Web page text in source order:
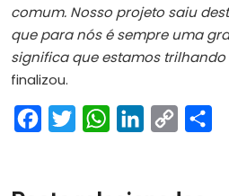
comum. Nosso projeto saiu
que para nós é sempre uma
significa que estamos
finalizou.
FacebookTwitterWhatsAppLinkedIn
Copy